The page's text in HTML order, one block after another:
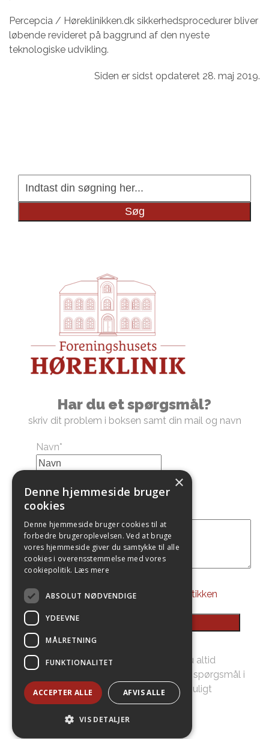
Percepcia / Høreklinikken.dk sikkerhedsprocedurer bliver
løbende revideret på baggrund af den nyeste
teknologiske udvikling.
Siden er sidst opdateret 28. maj 2019.
Indtast
din
Søg
Har du et spørgsmål?
skriv dit problem i boksen samt din mail og navn
Navn*
besked
Jeg accepterpersondatapolitikken
Hvis du har et specifikt spørgsmål, er du altid
velkommen til at kontakte os – skriv dit spørgsmål i
formularen og vi vil svare dig hurtigst muligt
×
Denne hjemmeside bruger
cookies
Denne hjemmeside bruger cookies til at
forbedre brugeroplevelsen. Ved at bruge
vores hjemmeside giver du samtykke til alle
cookies i overensstemmelse med vores
cookiepolitik. Læs mere
ABSOLUT NØDVENDIGE
YDEEVNE
MÅLRETNING
FUNKTIONALITET
ACCEPTER ALLE AFVIS ALLE
VIS DETALJER